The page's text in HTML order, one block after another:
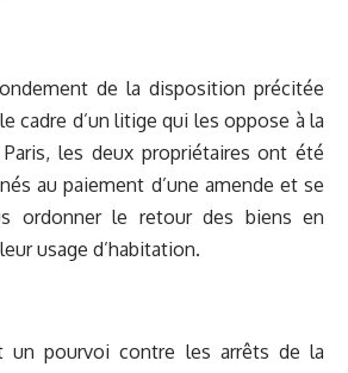
de la disposition précitée
cadre d’un litige qui les oppose à la
les deux propriétaires ont été
au paiement d’une amende et se
ordonner le retour des biens en
usage d’habitation.
un pourvoi contre les arrêts de la